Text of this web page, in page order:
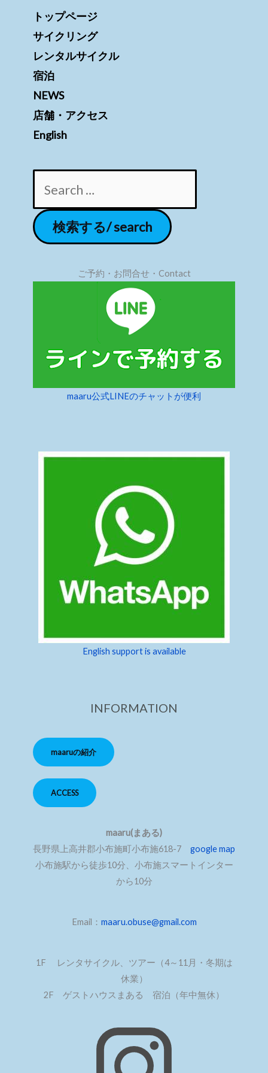
トップページ
サイクリング
レンタルサイクル
宿泊
NEWS
店舗・アクセス
English
ご予約・お問合せ・Contact
maaru公式LINEのチャットが便利
English support is available
INFORMATION
maaruの紹介
ACCESS
maaru(まある)
長野県上高井郡小布施町小布施618-7 google map
小布施駅から徒歩10分、小布施スマートインター
から10分
Email： maaru.obuse@gmail.com
1F レンタサイクル、ツアー（4～11月・冬期は
休業）
2F ゲストハウスまある 宿泊（年中無休）